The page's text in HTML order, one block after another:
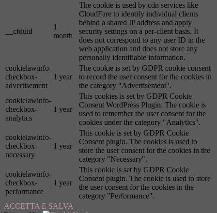
__cfduid
1
month
The cookie is used by cdn services like
CloudFare to identify individual clients
behind a shared IP address and apply
security settings on a per-client basis. It
does not correspond to any user ID in the
web application and does not store any
personally identifiable information.
cookielawinfo-
checkbox-
advertisement
1 year
The cookie is set by GDPR cookie consent
to record the user consent for the cookies in
the category "Advertisement".
cookielawinfo-
checkbox-
analytics
1 year
This cookies is set by GDPR Cookie
Consent WordPress Plugin. The cookie is
used to remember the user consent for the
cookies under the category "Analytics".
cookielawinfo-
checkbox-
necessary
1 year
This cookie is set by GDPR Cookie
Consent plugin. The cookies is used to
store the user consent for the cookies in the
category "Necessary".
cookielawinfo-
checkbox-
performance
1 year
This cookie is set by GDPR Cookie
Consent plugin. The cookie is used to store
the user consent for the cookies in the
category "Performance".
ACCETTA E SALVA